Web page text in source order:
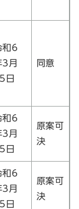
和6
3月
日
同意
和6
3月
日
原案可
決
和6
3月
日
原案可
決